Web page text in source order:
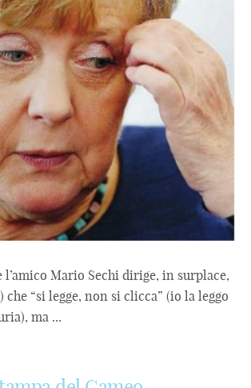
l’amico Mario Sechi dirige, in surplace,
che “si legge, non si clicca” (io la leggo
ma ...